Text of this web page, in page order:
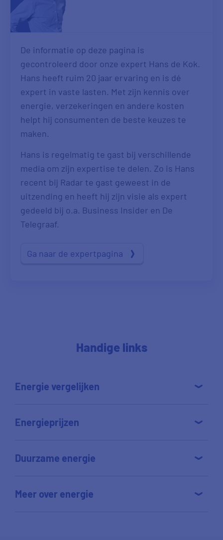
De informatie op deze pagina is
gecontroleerd door onze expert Hans de Kok.
Hans heeft ruim 20 jaar ervaring en is dé
expert in vaste lasten. Met zijn kennis over
energie, verzekeringen en andere kosten
helpt hij consumenten de beste keuzes te
maken.
Hans is regelmatig te gast bij verschillende
media om zijn expertise te delen. Zo is Hans
recent bij Radar te gast geweest in de
uitzending en heeft hij zijn visie als expert
gedeeld bij o.a. Business Insider en De
Telegraaf.
Ga naar de expertpagina
Handige links
Energie vergelijken
Energieprijzen
Duurzame energie
Meer over energie